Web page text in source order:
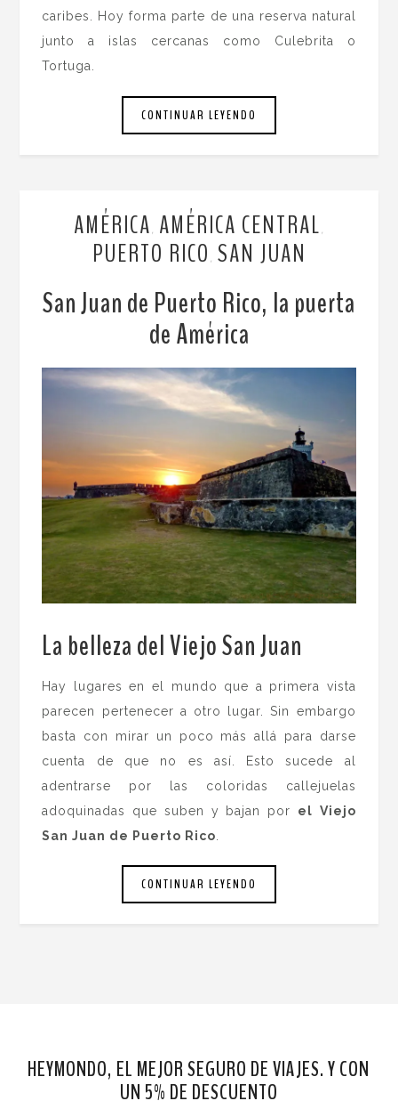
caribes. Hoy forma parte de una reserva natural
junto a islas cercanas como Culebrita o
Tortuga.
CONTINUAR LEYENDO
AMÉRICA AMÉRICA CENTRAL
PUERTO RICO SAN JUAN
San Juan de Puerto Rico, la puerta
de América
La belleza del Viejo San Juan
Hay lugares en el mundo que a primera vista
parecen pertenecer a otro lugar. Sin embargo
basta con mirar un poco más allá para darse
cuenta de que no es así. Esto sucede al
adentrarse por las coloridas callejuelas
adoquinadas que suben y bajan por el Viejo
San Juan de Puerto Rico
CONTINUAR LEYENDO
HEYMONDO, EL MEJOR SEGURO DE VIAJES. Y CON
UN 5% DE DESCUENTO